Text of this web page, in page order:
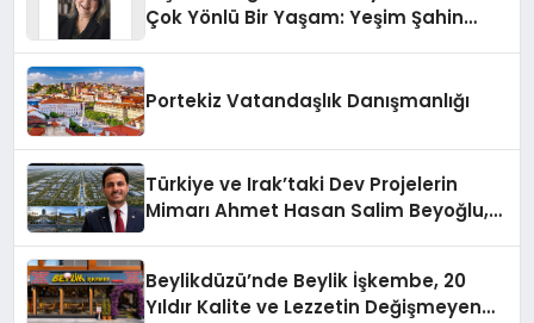
Çok Yönlü Bir Yaşam: Yeşim Şahin
Portekiz Vatandaşlık Danışmanlığı
Türkiye ve Irak’taki Dev Projelerin
Mimarı Ahmet Hasan Salim Beyoğlu,
Hayata Geçirecek
Beylikdüzü’nde Beylik İşkembe, 20
Yıldır Kalite ve Lezzetin Değişmeyen